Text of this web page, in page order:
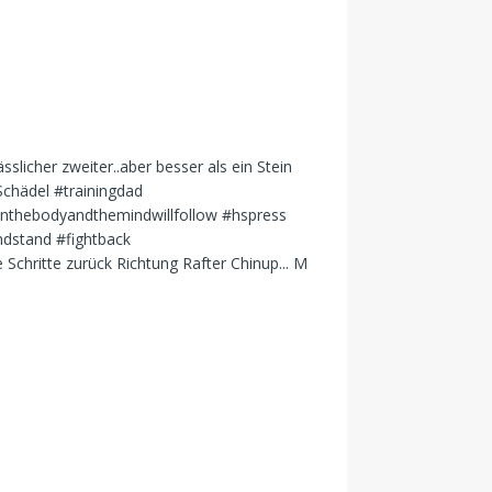
Schritte zurück Richtung Rafter Chinup... M